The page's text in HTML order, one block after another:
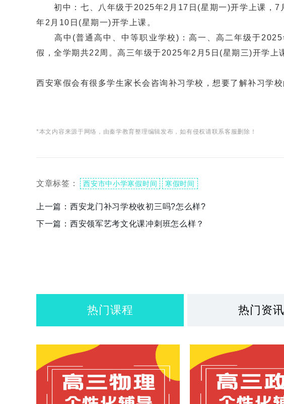
初中：七、八年级于2025年2月17日(星期一)开学上课，7
年2月10日(星期一)开学上课。
高中(普通高中、中等职业学校)：高一、高二年级于2025
假，全学期共22周。高三年级于2025年2月5日(星期三)开学上
西安寒假会有很多学生家长会咨询补习学校，想要了解补习学
*本文内容来源于网络，由秦学教育整理编辑发布，如有侵权请联系客服删除！
文章标签： 西安市中小学寒假时间 寒假时间
上一篇： 西安龙门补习学校收初三吗?怎么样?
下一篇： 西安领军艺考文化课冲刺班怎么样？
热门课程 热门资讯